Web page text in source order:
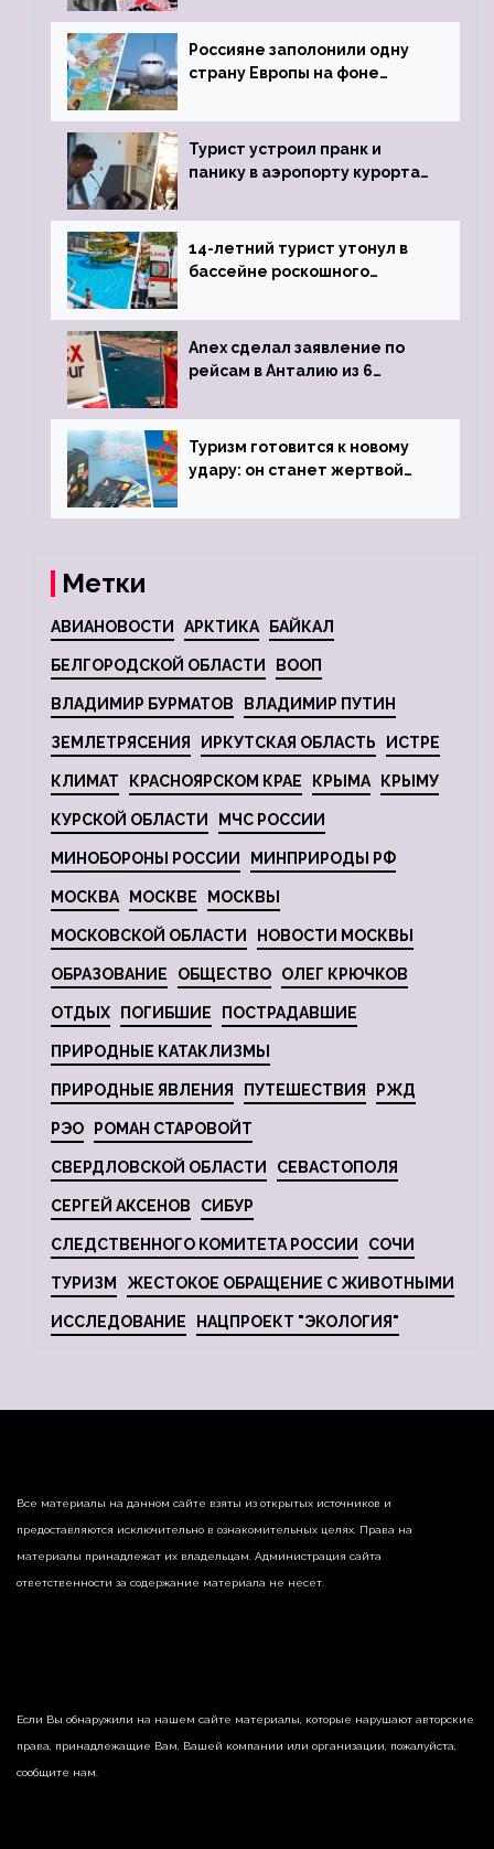
Россияне заполонили одну
страну Европы на фоне
виз
Турист устроил пранк и
панику в аэропорту курорта,
задержке рейса
14-летний турист утонул в
бассейне роскошного
Anex сделал заявление по
рейсам в Анталию из 6
Туризм готовится к новому
удару: он станет жертвой
Метки
АВИАНОВОСТИ АРКТИКА БАЙКАЛ
БЕЛГОРОДСКОЙ ОБЛАСТИ ВООП
ВЛАДИМИР БУРМАТОВ ВЛАДИМИР ПУТИН
ЗЕМЛЕТРЯСЕНИЯ ИРКУТСКАЯ ОБЛАСТЬ ИСТРЕ
КЛИМАТ КРАСНОЯРСКОМ КРАЕ КРЫМА КРЫМУ
КУРСКОЙ ОБЛАСТИ МЧС РОССИИ
МИНОБОРОНЫ РОССИИ МИНПРИРОДЫ РФ
МОСКВА МОСКВЕ МОСКВЫ
МОСКОВСКОЙ ОБЛАСТИ НОВОСТИ МОСКВЫ
ОБРАЗОВАНИЕ ОБЩЕСТВО ОЛЕГ КРЮЧКОВ
ОТДЫХ ПОГИБШИЕ ПОСТРАДАВШИЕ
ПРИРОДНЫЕ КАТАКЛИЗМЫ
ПРИРОДНЫЕ ЯВЛЕНИЯ ПУТЕШЕСТВИЯ РЖД
РЭО РОМАН СТАРОВОЙТ
СВЕРДЛОВСКОЙ ОБЛАСТИ СЕВАСТОПОЛЯ
СЕРГЕЙ АКСЕНОВ СИБУР
СЛЕДСТВЕННОГО КОМИТЕТА РОССИИ СОЧИ
ТУРИЗМ ЖЕСТОКОЕ ОБРАЩЕНИЕ С ЖИВОТНЫМИ
ИССЛЕДОВАНИЕ НАЦПРОЕКТ "ЭКОЛОГИЯ"
Все материалы на данном сайте взяты из открытых источников и
предоставляются исключительно в ознакомительных целях. Права на
материалы принадлежат их владельцам. Администрация сайта
ответственности за содержание материала не несет.
Если Вы обнаружили на нашем сайте материалы, которые нарушают авторские
права, принадлежащие Вам, Вашей компании или организации, пожалуйста,
сообщите нам.